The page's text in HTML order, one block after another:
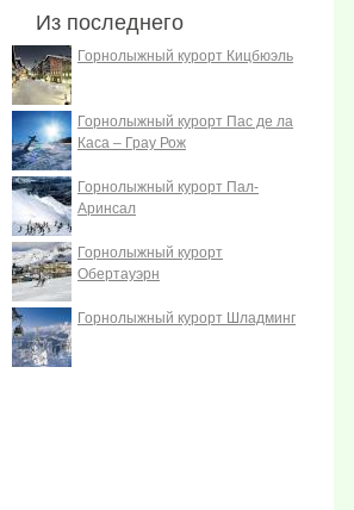
Из последнего
Горнолыжный курорт Кицбюэль
Горнолыжный курорт Пас де ла
Каса – Грау Рож
Горнолыжный курорт Пал-
Аринсал
Горнолыжный курорт
Обертауэрн
Горнолыжный курорт Шладминг